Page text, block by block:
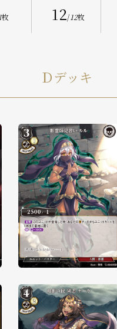
1枚 12/ 12枚
Ｄデッキ